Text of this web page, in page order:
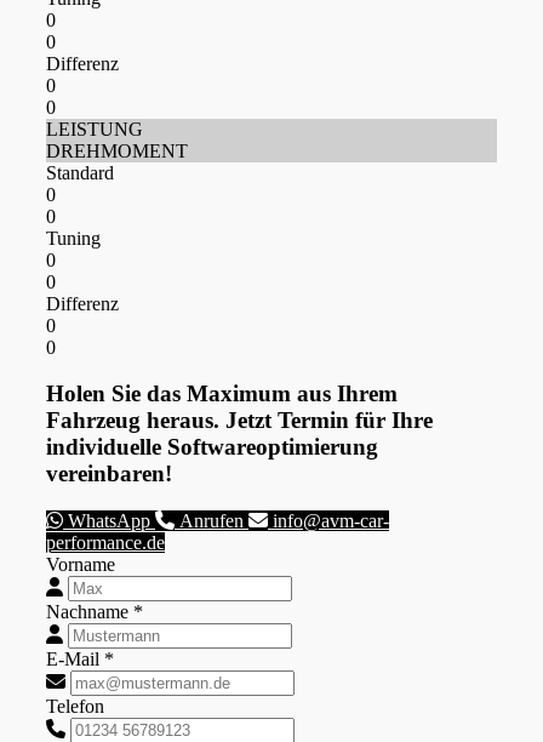
0
0
Differenz
0
0
LEISTUNG
DREHMOMENT
Standard
0
0
Tuning
0
0
Differenz
0
0
Holen Sie das Maximum aus Ihrem
Fahrzeug heraus. Jetzt Termin für Ihre
individuelle Softwareoptimierung
vereinbaren!
WhatsApp Anrufen
info@avm-car-
performance.de
Vorname
Nachname *
E-Mail *
Telefon